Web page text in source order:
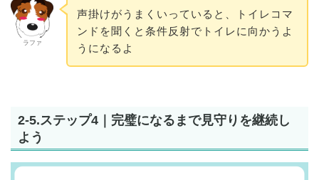
ラファ
声掛けがうまくいっていると、トイレコマ
ンドを聞くと条件反射でトイレに向かうよ
うになるよ
2-5.ステップ4｜完璧になるまで見守りを継続し
よう